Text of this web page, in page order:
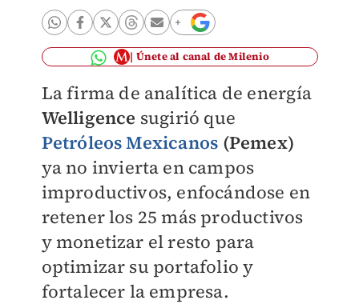
Únete al canal de Milenio
La firma de analítica de energía
Welligence sugirió que
Petróleos Mexicanos (Pemex)
ya no invierta en campos
improductivos, enfocándose en
retener los 25 más productivos
y monetizar el resto para
optimizar su portafolio y
fortalecer la empresa.